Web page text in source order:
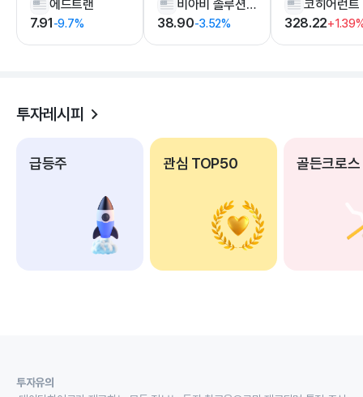
에드트랜
7.91-9.7%
비아비 솔루션즈
38.90-3.52%
코히어런트
328.22
투자레시피
급등주 관심 TOP50 골든크로스
투자유의